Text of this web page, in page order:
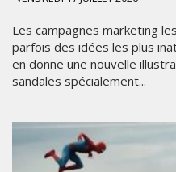
Les campagnes marketing
parfois des idées les plus
en donne une nouvelle
sandales spécialement...